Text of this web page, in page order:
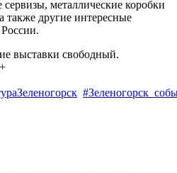
металлические коробки
также другие интересные
выставки свободный.